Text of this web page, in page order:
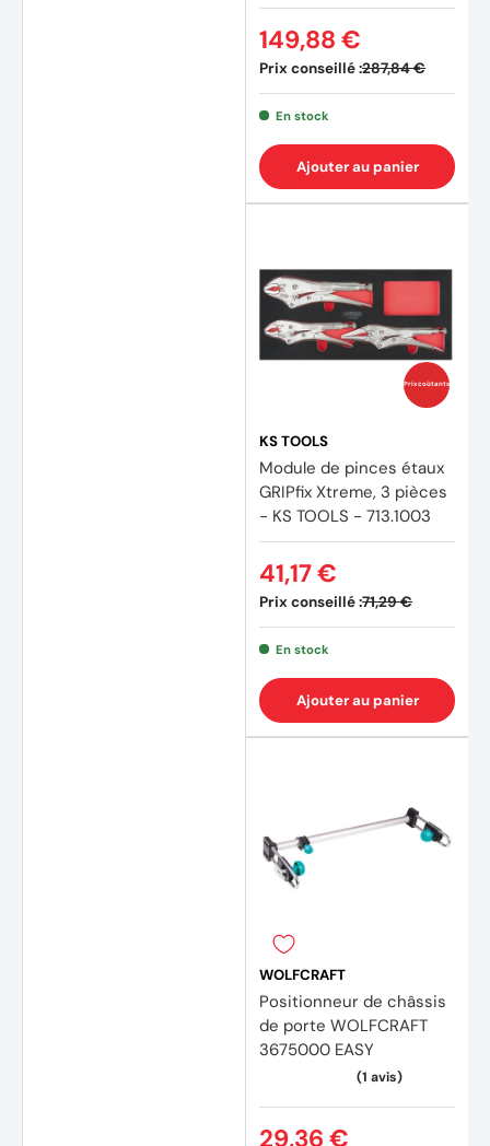
Prix conseillé :287,84 €
149,88 €
En stock
Ajouter au panier
Prix coûtants
KS TOOLS
Module de pinces étaux
GRIPfix Xtreme, 3 pièces
- KS TOOLS - 713.1003
Prix conseillé :71,29 €
41,17 €
En stock
Ajouter au panier
WOLFCRAFT
Positionneur de châssis
de porte WOLFCRAFT
3675000 EASY
29,36 €